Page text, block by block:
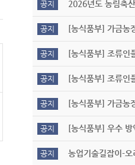
공지 2026년도 농림축
공지 [농식품부] 가금농
공지 [농식품부] 조류인
공지 [농식품부] 조류인
공지 [농식품부] 가금농
공지 [농식품부] 우수
공지 농업기술길잡이-오